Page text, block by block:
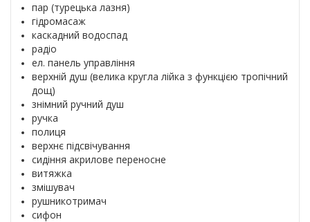
пар (турецька лазня)
гідромасаж
каскадний водоспад
радіо
ел. панель управління
верхній душ (велика кругла лійка з функцією тропічний
дощ)
знімний ручний душ
ручка
полиця
верхнє підсвічування
сидіння акрилове переносне
витяжка
змішувач
рушникотримач
сифон